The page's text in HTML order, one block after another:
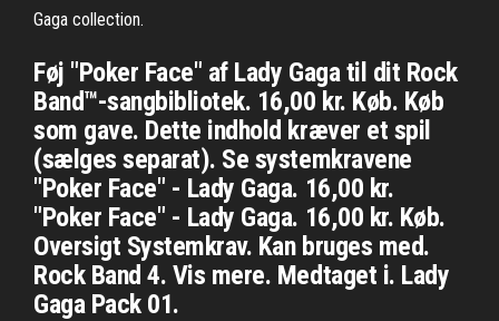
Gaga collection.
Føj "Poker Face" af Lady Gaga til dit Rock
Band™-sangbibliotek. 16,00 kr. Køb. Køb
som gave. Dette indhold kræver et spil
(sælges separat). Se systemkravene
"Poker Face" - Lady Gaga. 16,00 kr.
"Poker Face" - Lady Gaga. 16,00 kr. Køb.
Oversigt Systemkrav. Kan bruges med.
Rock Band 4. Vis mere. Medtaget i. Lady
Gaga Pack 01.